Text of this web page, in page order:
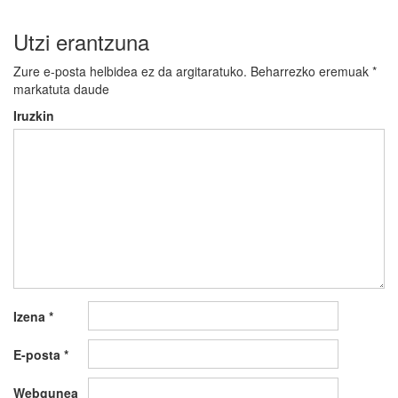
Utzi erantzuna
Zure e-posta helbidea ez da argitaratuko. Beharrezko eremuak *
markatuta daude
Iruzkin
Izena *
E-posta *
Webgunea